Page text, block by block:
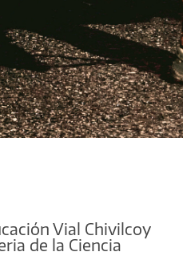
Vial Chivilcoy
de la Ciencia